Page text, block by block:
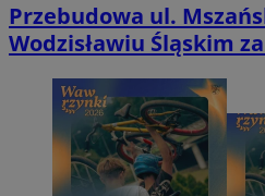
Przebudowa ul.
Wodzisławiu Śląskim